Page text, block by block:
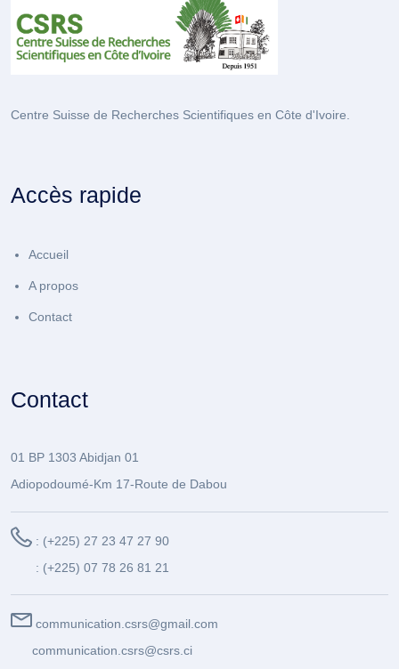
Centre Suisse de Recherches Scientifiques en Côte d'Ivoire.
Accès rapide
Accueil
A propos
Contact
Contact
01 BP 1303 Abidjan 01
Adiopodoumé-Km 17-Route de Dabou
: (+225) 27 23 47 27 90
: (+225) 07 78 26 81 21
communication.csrs@gmail.com
communication.csrs@csrs.ci